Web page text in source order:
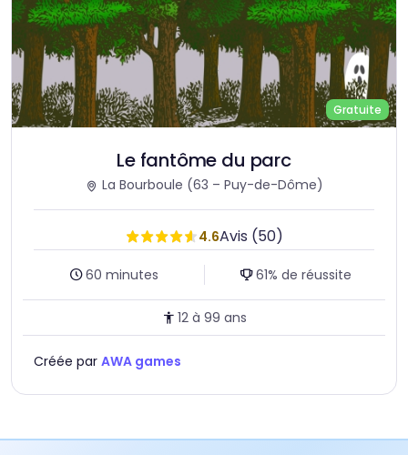
Gratuite
Le fantôme du parc
La Bourboule (63 – Puy-de-Dôme)
4.6Avis (50)
Durée :
60 minutes Taux de réussite :
61% de réussite
Age :
12 à 99 ans
Créée par AWA games